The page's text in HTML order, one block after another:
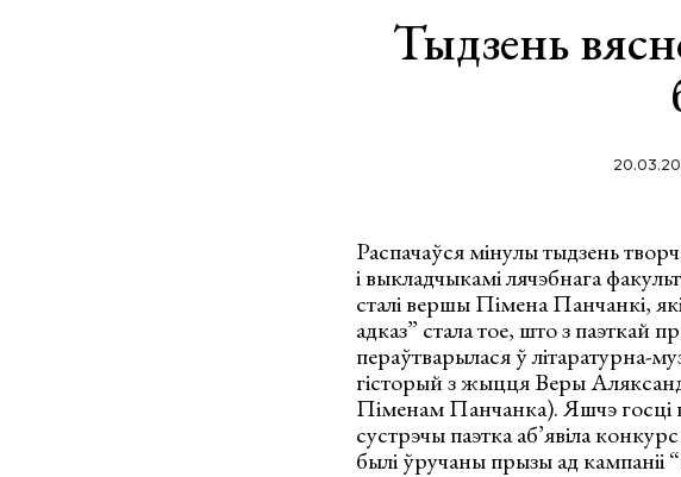
Тыдзень
Распачаўся мінулы тыдзень
і выкладчыкамі лячэбнага
сталі вершы Пімена Панчанкі,
адказ” стала тое, што з паэткай
пераўтварылася ў літаратурна-
гісторый з жыцця Веры
Піменам Панчанка). Яшчэ госці
сустрэчы паэтка аб’явіла
былі ўручаны прызы ад кампаніі